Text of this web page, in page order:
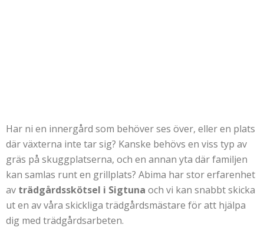
Har ni en innergård som behöver ses över, eller en plats
där växterna inte tar sig? Kanske behövs en viss typ av
gräs på skuggplatserna, och en annan yta där familjen
kan samlas runt en grillplats? Abima har stor erfarenhet
av trädgårdsskötsel i Sigtuna och vi kan snabbt skicka
ut en av våra skickliga trädgårdsmästare för att hjälpa
dig med trädgårdsarbeten.